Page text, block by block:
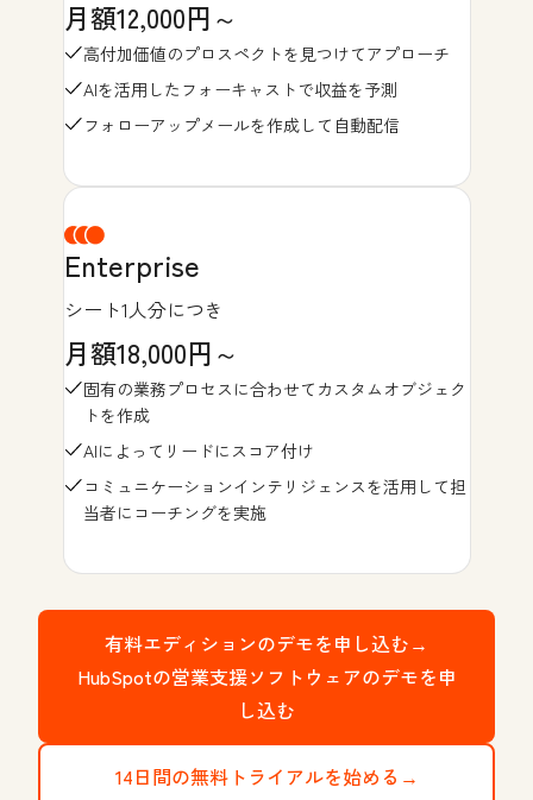
月額12,000円～
高付加価値のプロスペクトを見つけてアプローチ
AIを活用したフォーキャストで収益を予測
フォローアップメールを作成して自動配信
Enterprise
シート1人分につき
月額18,000円～
固有の業務プロセスに合わせてカスタムオブジェク
トを作成
AIによってリードにスコア付け
コミュニケーションインテリジェンスを活用して担
当者にコーチングを実施
有料エディションのデモを申し込む→
HubSpotの営業支援ソフトウェアのデモを申
し込む
14日間の無料トライアルを始める→